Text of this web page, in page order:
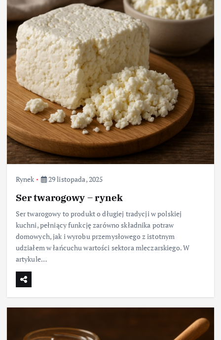
Rynek 29 listopada, 2025
Ser twarogowy – rynek
Ser twarogowy to produkt o długiej tradycji w polskiej
kuchni, pełniący funkcję zarówno składnika potraw
domowych, jak i wyrobu przemysłowego z istotnym
udziałem w łańcuchu wartości sektora mleczarskiego. W
artykule…